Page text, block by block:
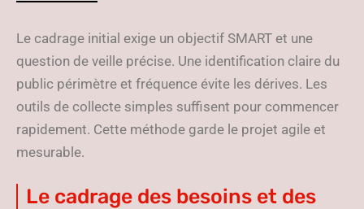
Le cadrage initial exige un objectif SMART et une
question de veille précise. Une identification claire du
public périmètre et fréquence évite les dérives. Les
outils de collecte simples suffisent pour commencer
rapidement. Cette méthode garde le projet agile et
mesurable.
Le cadrage des besoins et des